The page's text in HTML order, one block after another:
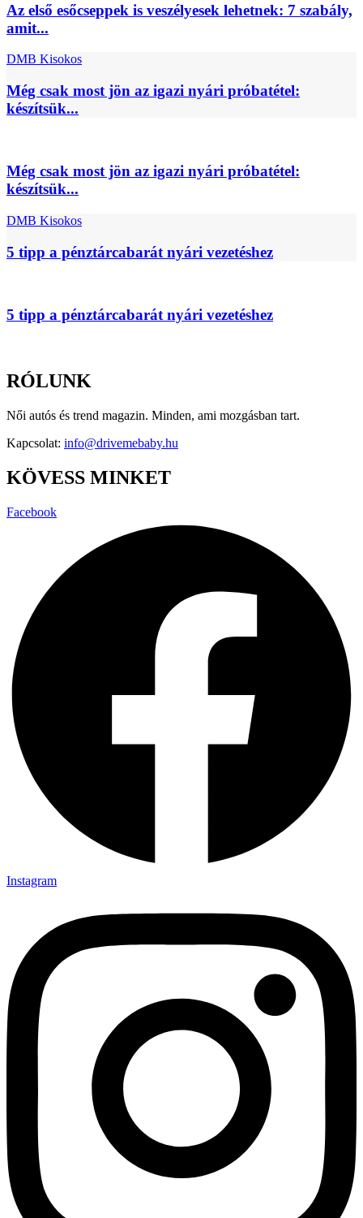
Az első esőcseppek is veszélyesek lehetnek: 7 szabály,
amit...
DMB Kisokos
Még csak most jön az igazi nyári próbatétel:
készítsük...
Még csak most jön az igazi nyári próbatétel:
készítsük...
DMB Kisokos
5 tipp a pénztárcabarát nyári vezetéshez
5 tipp a pénztárcabarát nyári vezetéshez
RÓLUNK
Női autós és trend magazin. Minden, ami mozgásban tart.
Kapcsolat: info@drivemebaby.hu
KÖVESS MINKET
Facebook
Instagram